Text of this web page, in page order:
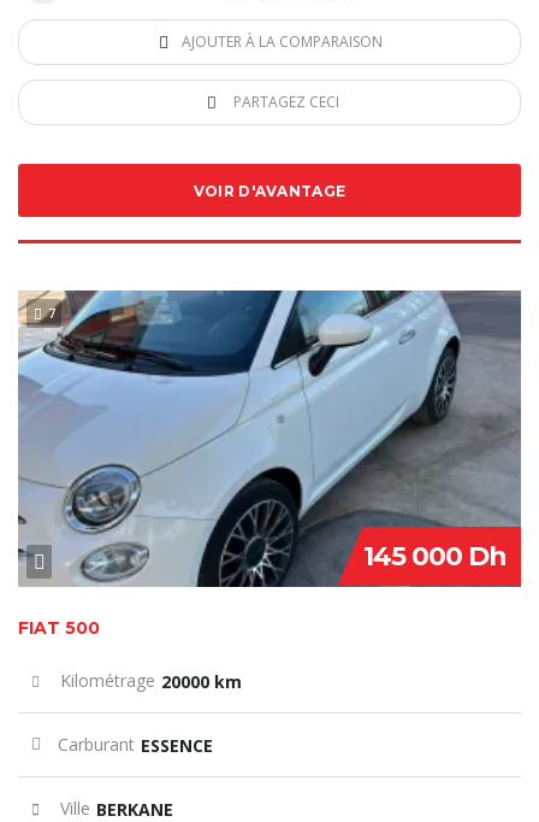
AJOUTER À LA COMPARAISON
PARTAGEZ CECI
VOIR D'AVANTAGE
7 VENDU
145 000 Dh
FIAT 500
Kilométrage 20000 km
Carburant ESSENCE
Ville BERKANE